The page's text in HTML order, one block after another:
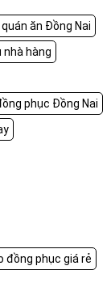
ăn Đồng Nai
nhà hàng
phục Đồng Nai
đồng phục giá rẻ